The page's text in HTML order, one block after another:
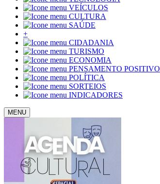
VEÍCULOS
CULTURA
SAÚDE
+
CIDADANIA
TURISMO
ECONOMIA
PENSAMENTO POSITIVO
POLÍTICA
SORTEIOS
INDICADORES
MENU